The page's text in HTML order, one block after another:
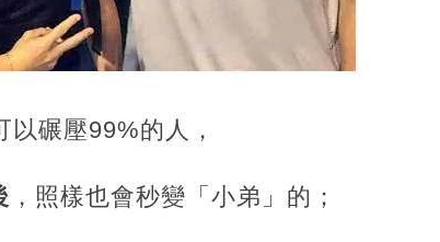
碾壓99%的人，
，照樣也會秒變「小弟」的；